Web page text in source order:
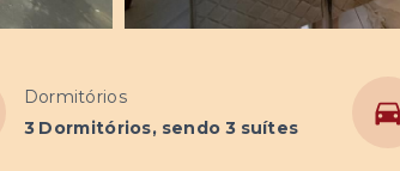
Dormitórios
3 Dormitórios, sendo 3 suítes